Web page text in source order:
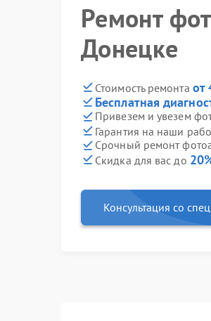
Ремонт
Донецке
Стоимость ремонта от
Бесплатная
Привезем и увезем
Гарантия на наши
Срочный ремонт
Скидка для вас до
Консультация со